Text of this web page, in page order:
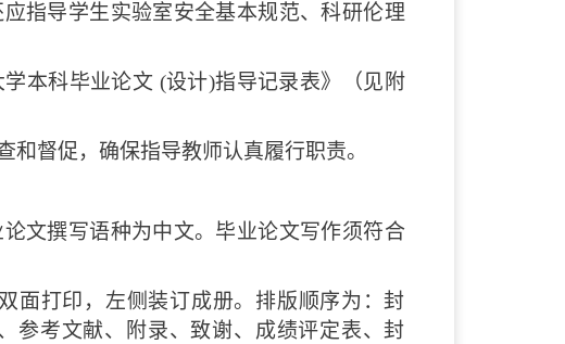
指导学生实验室安全基本规范、科研伦理
本科毕业论文 (设计)指导记录表》（见附
和督促，确保指导教师认真履行职责。
文撰写语种为中文。毕业论文写作须符合
面打印，左侧装订成册。排版顺序为：封
参考文献、附录、致谢、成绩评定表、封